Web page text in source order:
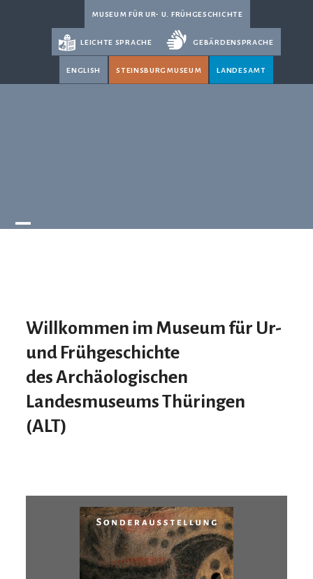
museum für ur- u. frühgeschichte
leichte sprache gebärdensprache
english steinsburgmuseum landesamt
Willkommen im Museum für Ur-
und Frühgeschichte
desArchäologischen
LandesmuseumsThüringen
(ALT)